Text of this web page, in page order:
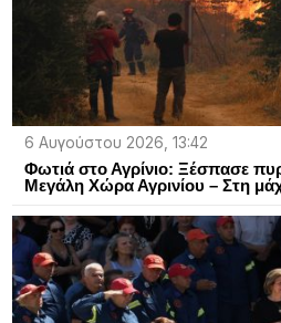
6 Αυγούστου 2026, 13:42
Φωτιά στο Αγρίνιο: Ξέσπασε
Μεγάλη Χώρα Αγρινίου – Στη